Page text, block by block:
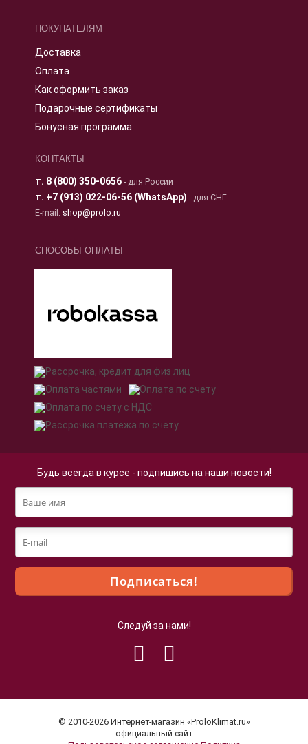
ПОКУПАТЕЛЯМ
Доставка
Оплата
Как оформить заказ
Подарочные сертификаты
Бонусная программа
КОНТАКТЫ
т. 8 (800) 350-0656- для России
т. +7 (913) 022-06-56 (WhatsApp) - для СНГ
E-mail: shop@prolo.ru
СПОСОБЫ ОПЛАТЫ
Будь всегда в курсе - подпишись на наши новости!
Следуй за нами!
© 2010-2026 Интернет-магазин «ProloKlimat.ru»
официальный сайт
Продолжая просмотр страниц нашего сайта, вы
Политики в отношении обработки